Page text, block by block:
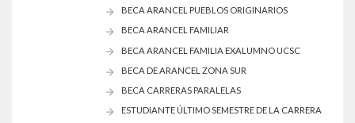
BECA ARANCEL PUEBLOS ORIGINARIOS
BECA ARANCEL FAMILIAR
BECA ARANCEL FAMILIA EXALUMNO UCSC
BECA DE ARANCEL ZONA SUR
BECA CARRERAS PARALELAS
ESTUDIANTE ÚLTIMO SEMESTRE DE LA CARRERA